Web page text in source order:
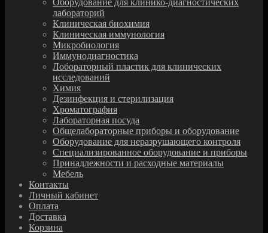
Оборудование для клинико-диагностических
лабораторий
Клиническая биохимия
Клиническая иммунология
Микробиология
Иммунодиагностика
Лобораторный пластик для клинических
исследований
Химия
Дезинфекция и стерилизация
Хроматография
Лабораторная посуда
Общелабораторные приборы и оборудование
Оборудование для неразрушающего контроля
Специализированное оборудование и приборы
Принадлежности и расходные материалы
Мебель
Контакты
Личный кабинет
Оплата
Доставка
Корзина